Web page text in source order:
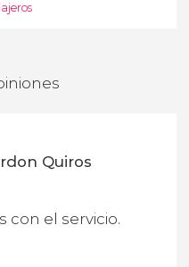
Quiros
con el servicio.